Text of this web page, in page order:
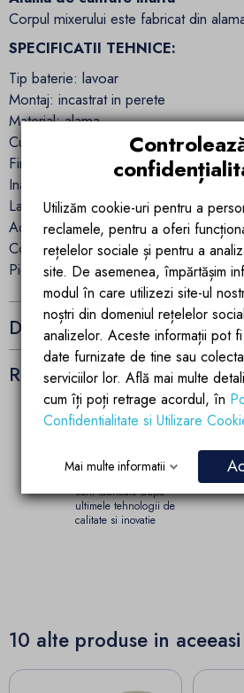
Corpul mixerului este fabricat din
SPECIFICATII TEHNICE:
Tip baterie: lavoar
Montaj: incastrat in perete
Material: alama
Culoare: auriu
Finisaj: lucios
Inaltime pipa: 11 cm
Latime pipa: 16 cm
Adancimea pipei: 15 cm
Conexiune: 3/8 inch
Piese incorporate: incluse
Detalii ale produsului
Recenzii (0)
Garantia calitatii
sunt fabricate dupa
ultimele tehnologii de
calitate si inovatie
10 alte produse in
Utilizăm cookie-uri pentru a
reclamele, pentru a oferi
rețelelor sociale și pentru a
site. De asemenea, împărtășim
modul în care utilizezi site-ul
noștri din domeniul rețelelor
analizelor. Aceste informații pot
date furnizate de tine sau
serviciilor lor. Află mai multe
cum îți poți retrage acordul, în
Confidentialitate si Utilizare
Mai multe informatii